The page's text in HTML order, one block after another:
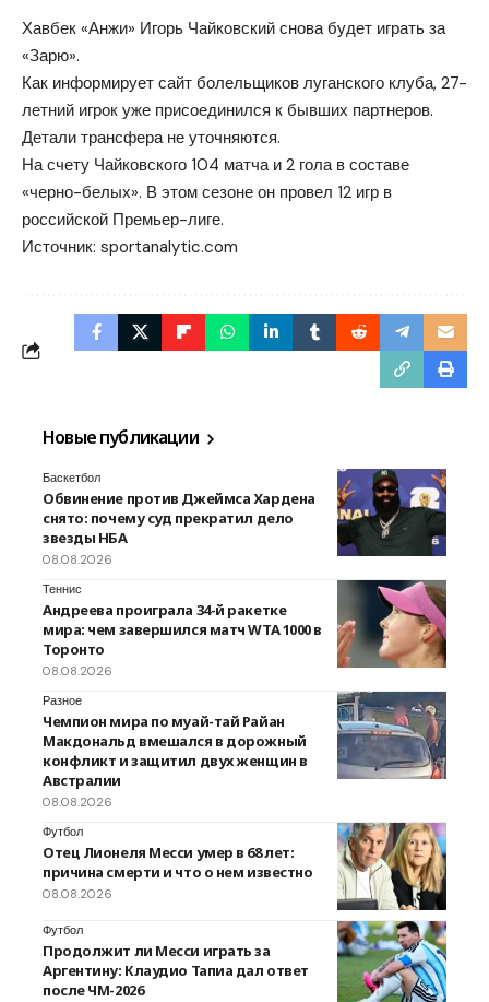
Хавбек «Анжи» Игорь Чайковский снова будет играть за
«Зарю».
Как информирует сайт болельщиков луганского клуба, 27-
летний игрок уже присоединился к бывших партнеров.
Детали трансфера не уточняются.
На счету Чайковского 104 матча и 2 гола в составе
«черно-белых». В этом сезоне он провел 12 игр в
российской Премьер-лиге.
Источник: sportanalytic.com
Новые публикации
Баскетбол
Обвинение против Джеймса Хардена
снято: почему суд прекратил дело
звезды НБА
08.08.2026
Теннис
Андреева проиграла 34-й ракетке
мира: чем завершился матч WTA 1000 в
Торонто
08.08.2026
Разное
Чемпион мира по муай-тай Райан
Макдональд вмешался в дорожный
конфликт и защитил двух женщин в
Австралии
08.08.2026
Футбол
Отец Лионеля Месси умер в 68 лет:
причина смерти и что о нем известно
08.08.2026
Футбол
Продолжит ли Месси играть за
Аргентину: Клаудио Тапиа дал ответ
после ЧМ-2026